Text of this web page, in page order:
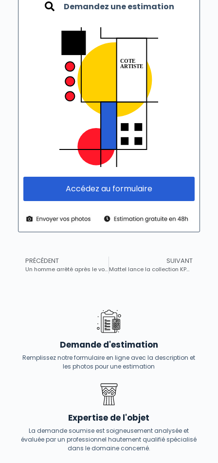
Demandez une estimation
Accédez au formulaire
PRÉCÉDENT
Un homme arrêté après le vol de plus de 600 objets dans une collection muséale
SUIVANT
Mattel lance la collection KPOP DEMON HUNTERS™, une création exclusive inspirée du film phénomène de Netflix
Demande d'estimation
Remplissez notre formulaire en ligne avec la description et
les photos pour une estimation
Expertise de l'objet
La demande soumise est soigneusement analysée et
évaluée par un professionnel hautement qualifié spécialisé
dans le domaine concerné.